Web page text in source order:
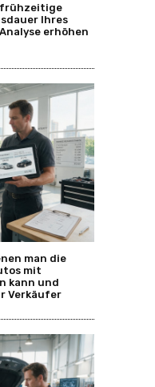
frühzeitige
Ihres
erhöhen
man die
mit
kann und
Verkäufer